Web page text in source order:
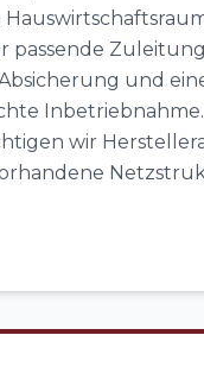
passende
und
Inbetriebnahme.
wir